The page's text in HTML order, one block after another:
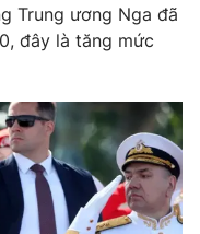
Việt
Trung ương Nga đã
đây là tăng mức